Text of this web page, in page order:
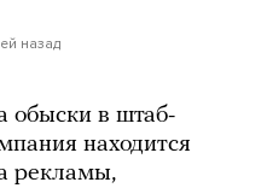
назад
обыски в штаб-
находится
рекламы,